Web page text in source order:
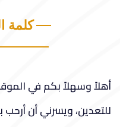
كلمة
أهلاً وسهلاً بكم في
للتعدين، ويسرني أن